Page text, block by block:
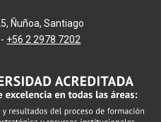
Ñuñoa, Santiago
- +56 2 2978 7202